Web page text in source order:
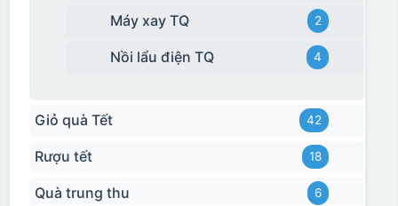
Máy xay TQ 2
Nồi lẩu điện TQ 4
Giỏ quà Tết 42
Rượu tết 18
Quà trung thu 6